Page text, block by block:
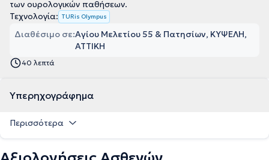
των ουρολογικών παθήσεων.
Τεχνολογία: TURis Olympus
Διαθέσιμο σε:Αγίου Μελετίου 55 & Πατησίων, ΚΥΨΕΛΗ,
ΑΤΤΙΚΗ
40 λεπτά
Υπερηχογράφημα
Περισσότερα